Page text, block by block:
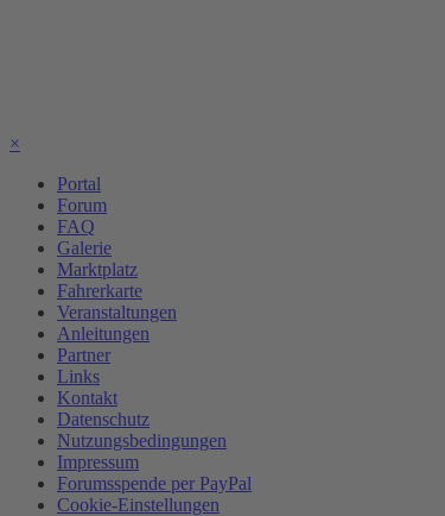
×
Portal
Forum
FAQ
Galerie
Marktplatz
Fahrerkarte
Veranstaltungen
Anleitungen
Partner
Links
Kontakt
Datenschutz
Nutzungsbedingungen
Impressum
Forumsspende per PayPal
Cookie-Einstellungen